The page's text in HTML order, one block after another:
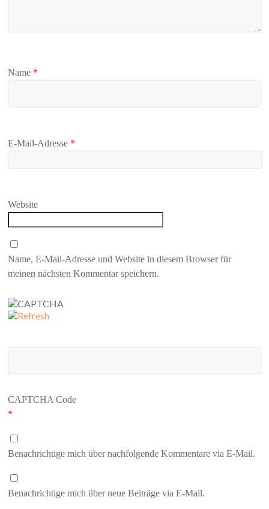
Name *
E-Mail-Adresse *
Website
Name, E-Mail-Adresse und Website in diesem Browser für
meinen nächsten Kommentar speichern.
CAPTCHA Code
*
Benachrichtige mich über nachfolgende Kommentare via E-Mail.
Benachrichtige mich über neue Beiträge via E-Mail.